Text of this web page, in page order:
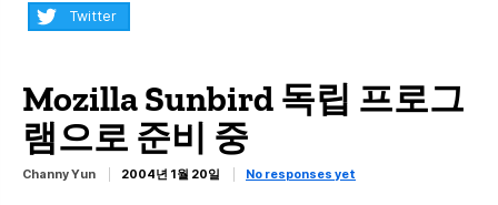
Share:Twitter
Mozilla Sunbird 독립 프로그
램으로 준비 중
Channy Yun 2004년 1월 20일 No responses yet